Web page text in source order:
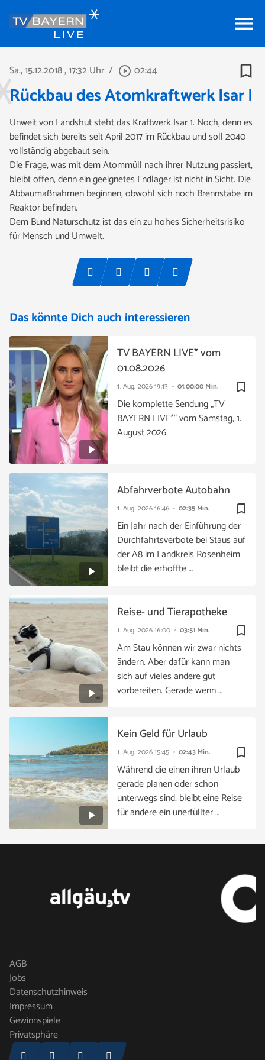
menu
Sa., 15.12.2018, 17:32 Uhr / play_circle_outline 02:44 bookmark_border
Rückbau des Atomkraftwerk Isar I
Unweit von Landshut steht das Kraftwerk Isar 1. Noch, denn es
befindet sich bereits seit April 2017 im Rückbau und soll 2040
vollständig abgebaut sein.
Die Frage, was mit dem Atommüll nach ihrer Nutzung passiert,
bleibt offen, denn ein geeignetes Endlager ist nicht in Sicht. Die
Abbaumaßnahmen beginnen, obwohl sich noch Brennstäbe im
Reaktor befinden.
Dem Bund Naturschutz ist das ein zu hohes Sicherheitsrisiko
für Mensch und Umwelt.
Das könnte Dich auch interessieren
bookmark_border
1. Aug. 202619:13 01:00:00 Min.
TV BAYERN LIVE* vom
01.08.2026
Die komplette Sendung „TV
BAYERN LIVE*“ vom Samstag, 1.
August 2026.
bookmark_border
1. Aug. 202616:46 02:35 Min.
Abfahrverbote Autobahn
Ein Jahr nach der Einführung der
Durchfahrtsverbote bei Staus auf
der A8 im Landkreis Rosenheim
bleibt die erhoffte …
bookmark_border
1. Aug. 202616:00 03:51 Min.
Reise- und Tierapotheke
Am Stau können wir zwar nichts
ändern. Aber dafür kann man
sich auf vieles andere gut
vorbereiten. Gerade wenn …
bookmark_border
1. Aug. 202615:45 02:43 Min.
Kein Geld für Urlaub
Während die einen ihren Urlaub
gerade planen oder schon
unterwegs sind, bleibt eine Reise
für andere ein unerfüllter …
AGB
Jobs
Datenschutzhinweis
Impressum
Gewinnspiele
Privatsphäre